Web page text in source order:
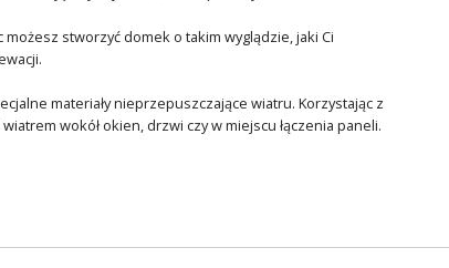
stworzyć domek o takim wyglądzie, jaki Ci
materiały nieprzepuszczające wiatru. Korzystając z
wokół okien, drzwi czy w miejscu łączenia paneli.